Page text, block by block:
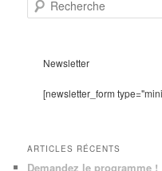
e
Newsletter
[newsletter_form
ARTICLES RÉCENTS
Demandez le programme !